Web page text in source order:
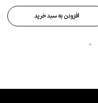
افزودن به سبد خرید